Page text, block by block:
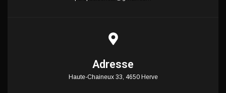
Adresse
Haute-Chaineux 33, 4650 Herve